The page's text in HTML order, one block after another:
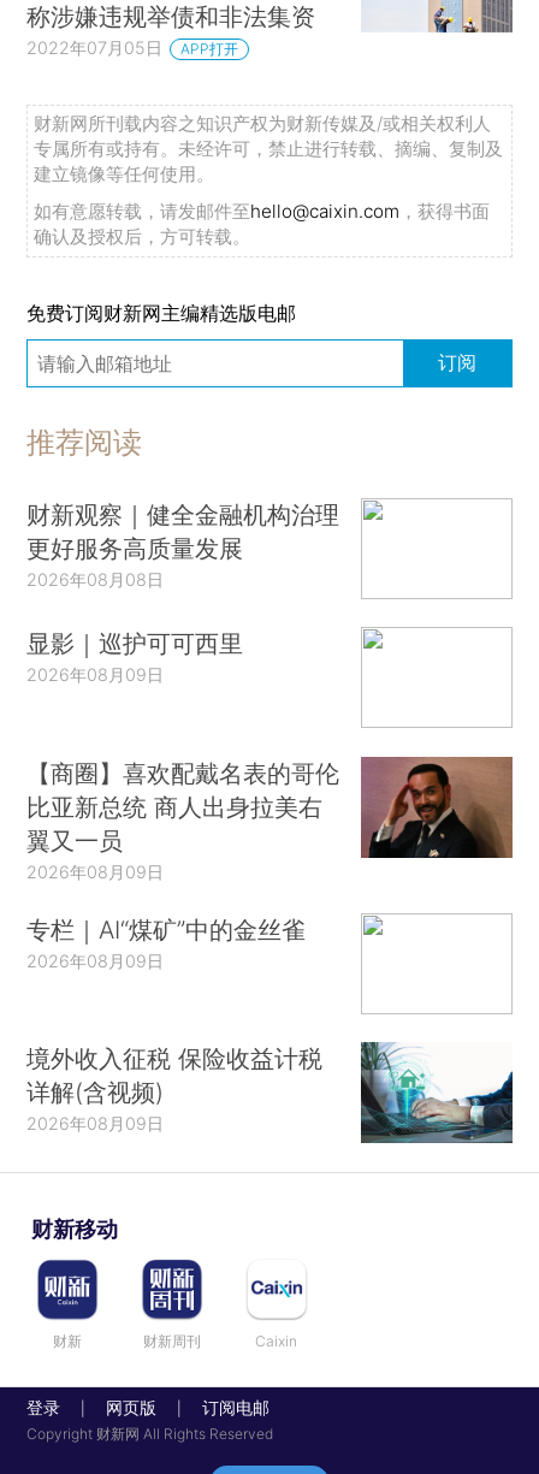
称涉嫌违规举债和非法集资
2022年07月05日 APP打开
财新网所刊载内容之知识产权为财新传媒及/或相关权利人
专属所有或持有。未经许可，禁止进行转载、摘编、复制及
建立镜像等任何使用。
如有意愿转载，请发邮件至hello@caixin.com ，获得书面
确认及授权后，方可转载。
免费订阅财新网主编精选版电邮
订阅
推荐阅读
财新观察｜健全金融机构治理
更好服务高质量发展
2026年08月08日
显影｜巡护可可西里
2026年08月09日
【商圈】喜欢配戴名表的哥伦
比亚新总统 商人出身拉美右
翼又一员
2026年08月09日
专栏｜AI“煤矿”中的金丝雀
2026年08月09日
境外收入征税 保险收益计税
详解(含视频)
2026年08月09日
财新移动
财新 财新周刊 Caixin
登录 网页版 订阅电邮
Copyright 财新网 All Rights Reserved